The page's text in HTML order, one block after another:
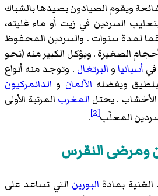
ويقوم الصيادون بصيدها بالشباك
السردين في زيت أو ماء غليته،
لمدة سنوات . والسردين المحفوظ
الصغيرة . ويؤكل الكبير منه (نحو
أسبانياو البرتغال . وتوجد منه أنواع
ويفضله الألمان و الدانمركيون
الأخشاب . يحتل المغرب المرتبة الأولى
المعلًب[2]
.
ومرضى النقرس
بمادة البورين التي تساعد على